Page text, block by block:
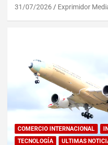
31/07/2026 Exprimidor
COMERCIO INTERNACIONAL
TECNOLOGÍA
ULTIMAS